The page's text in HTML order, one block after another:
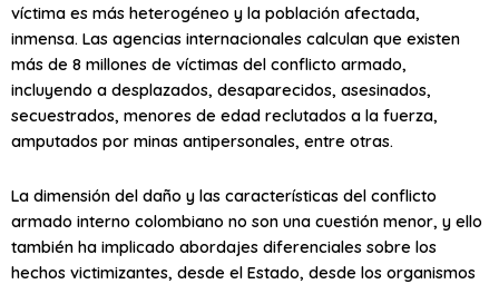
víctima es más heterogéneo y la población afectada,
inmensa. Las agencias internacionales calculan que existen
más de 8 millones de víctimas del conflicto armado,
incluyendo a desplazados, desaparecidos, asesinados,
secuestrados, menores de edad reclutados a la fuerza,
amputados por minas antipersonales, entre otras.
La dimensión del daño y las características del conflicto
armado interno colombiano no son una cuestión menor, y ello
también ha implicado abordajes diferenciales sobre los
hechos victimizantes, desde el Estado, desde los organismos